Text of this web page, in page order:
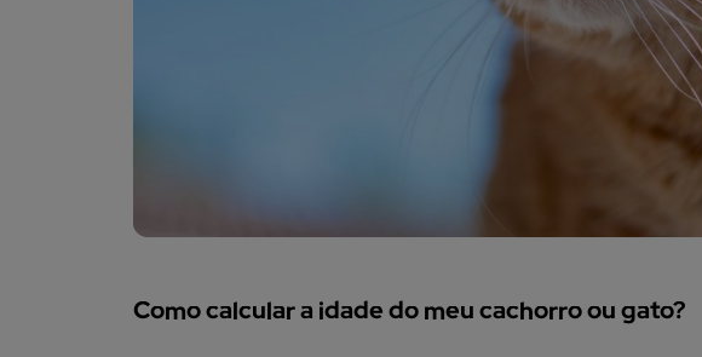
Como calcular a idade do meu cachorro ou gato?